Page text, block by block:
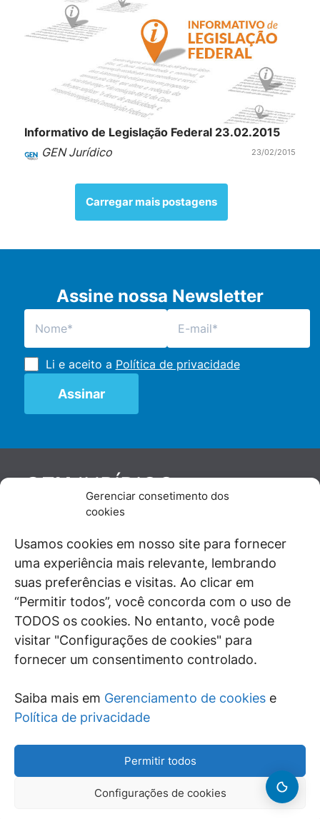
Gerenciar consetimento dos
cookies
Usamos cookies em nosso site para fornecer
uma experiência mais relevante, lembrando
suas preferências e visitas. Ao clicar em
“Permitir todos”, você concorda com o uso de
TODOS os cookies. No entanto, você pode
visitar "Configurações de cookies" para
fornecer um consentimento controlado.
Saiba mais em Gerenciamento de cookies e
Política de privacidade
Permitir todos
Configurações de cookies
Informativo de Legislação Federal 23.02.2015
GEN Jurídico
23/02/2015
Carregar mais postagens
Assine nossa Newsletter
Li e aceito a Política de privacidade
GENJURÍDICO
De maneira independente, os autores e
juristas e doutrinadores nacionais, se posicionam
diante de questões relevantes do cotidiano e
universo jurídico.
SIGA